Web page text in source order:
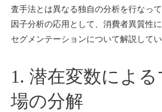
査手法とは異なる独自の分析を行なっ
因子分析の応用として、消費者異質性
セグメンテーションについて解説してい
1. 潜在変数によ
場の分解